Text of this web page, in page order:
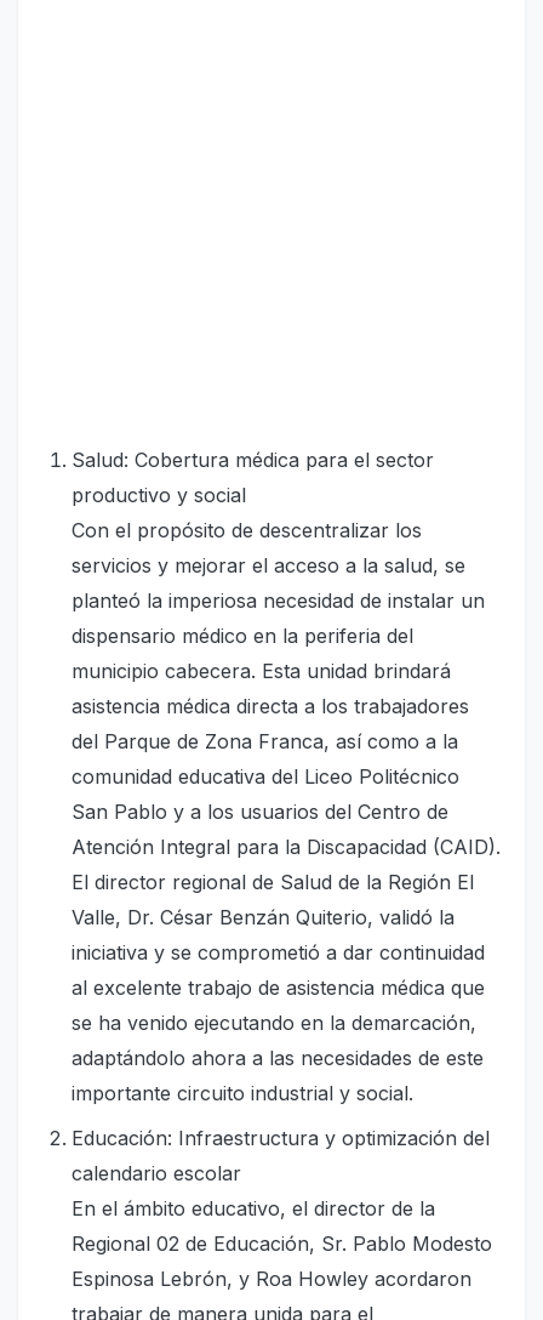
Salud: Cobertura médica para el sector
productivo y social
Con el propósito de descentralizar los
servicios y mejorar el acceso a la salud, se
planteó la imperiosa necesidad de instalar un
dispensario médico en la periferia del
municipio cabecera. Esta unidad brindará
asistencia médica directa a los trabajadores
del Parque de Zona Franca, así como a la
comunidad educativa del Liceo Politécnico
San Pablo y a los usuarios del Centro de
Atención Integral para la Discapacidad (CAID).
El director regional de Salud de la Región El
Valle, Dr. César Benzán Quiterio, validó la
iniciativa y se comprometió a dar continuidad
al excelente trabajo de asistencia médica que
se ha venido ejecutando en la demarcación,
adaptándolo ahora a las necesidades de este
importante circuito industrial y social.
Educación: Infraestructura y optimización del
calendario escolar
En el ámbito educativo, el director de la
Regional 02 de Educación, Sr. Pablo Modesto
Espinosa Lebrón, y Roa Howley acordaron
trabajar de manera unida para el